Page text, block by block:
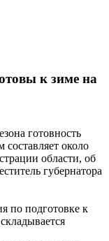
к зиме на
готовность
составляет около
области, об
губернатора
по подготовке к